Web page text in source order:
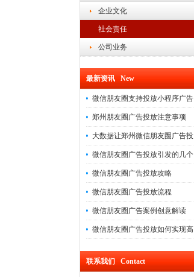
企业文化
社会责任
公司业务
最新资讯 New
微信朋友圈支持投放小程序广告
郑州朋友圈广告投放注意事项
大数据让郑州微信朋友圈广告投
微信朋友圈广告投放引发的几个
微信朋友圈广告投放攻略
微信朋友圈广告投放流程
微信朋友圈广告案例创意解读
微信朋友圈广告投放如何实现高
联系我们 Contact